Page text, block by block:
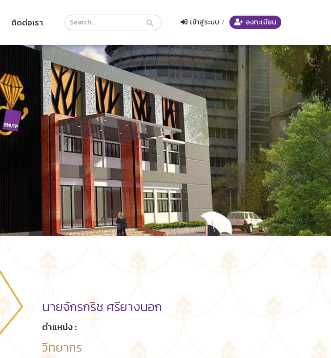
ติดต่อเรา
Course
Search
Header
เข้าสู่ระบบ / ลงทะเบียน
นายจักรกริช ศรียางนอก
ตำแหน่ง :
วิทยากร